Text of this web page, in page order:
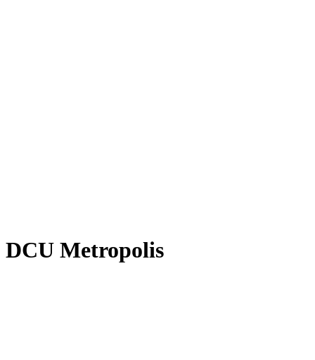
DCU Metropolis